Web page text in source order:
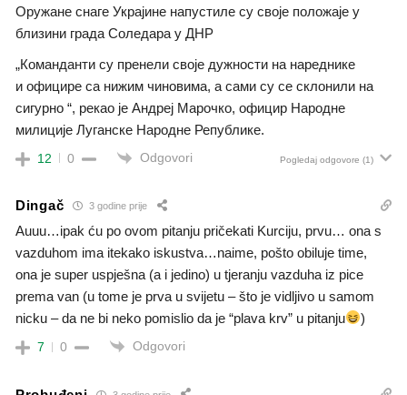
Оружане снаге Украјине напустиле су своје положаје у
близини града Соледара у ДНР
„Команданти су пренели своје дужности на нареднике
и официре са нижим чиновима, а сами су се склонили на
сигурно “, рекао је Андреј Марочко, официр Народне
милиције Луганске Народне Републике.
12 0 Odgovori Pogledaj odgovore (1)
Dingač 3 godine prije
Auuu…ipak ću po ovom pitanju pričekati Kurciju, prvu… ona s
vazduhom ima itekako iskustva…naime, pošto obiluje time,
ona je super uspješna (a i jedino) u tjeranju vazduha iz pice
prema van (u tome je prva u svijetu – što je vidljivo u samom
nicku – da ne bi neko pomislio da je “plava krv” u pitanju
)
7 0 Odgovori